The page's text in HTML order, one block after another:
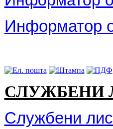
Информатор
СЛУЖБЕНИ
Службени